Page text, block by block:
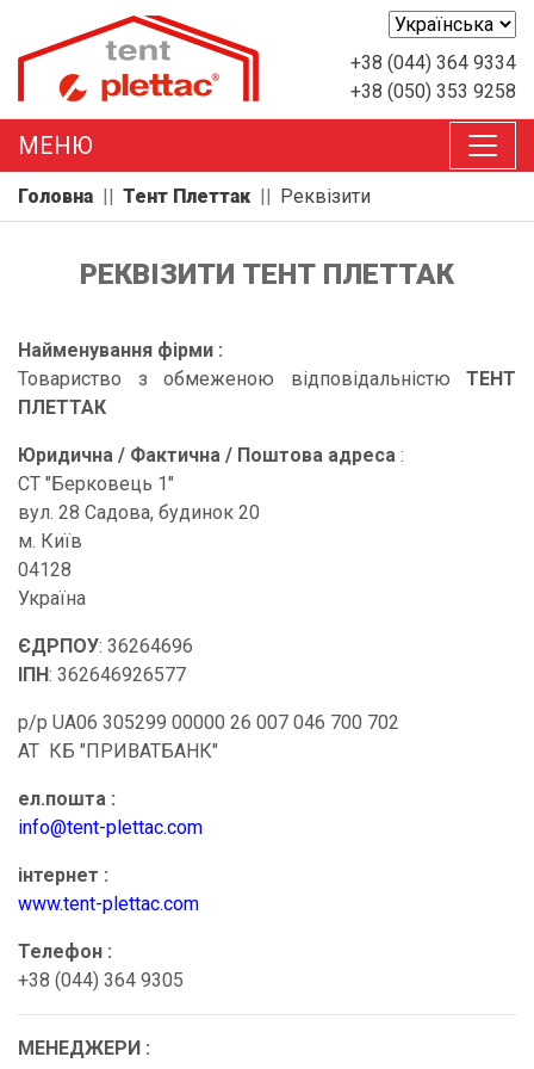
+38 (044) 364 9334
+38 (050) 353 9258
MEНЮ
Головна Тент Плеттак Реквізити
РЕКВІЗИТИ ТЕНТ ПЛЕТТАК
Найменування фірми :
Товариство з обмеженою відповідальністю ТЕНТ
ПЛЕТТАК
Юридична / Фактична / Поштова адреса :
СТ "Берковець 1"
вул. 28 Садова, будинок 20
м. Київ
04128
Україна
ЄДРПОУ: 36264696
ІПН: 362646926577
р/р UA06 305299 00000 26 007 046 700 702
АТ КБ "ПРИВАТБАНК"
ел.пошта :
info@tent-plettac.com
інтернет :
www.tent-plettac.com
Телефон :
+38 (044) 364 9305
МЕНЕДЖЕРИ :